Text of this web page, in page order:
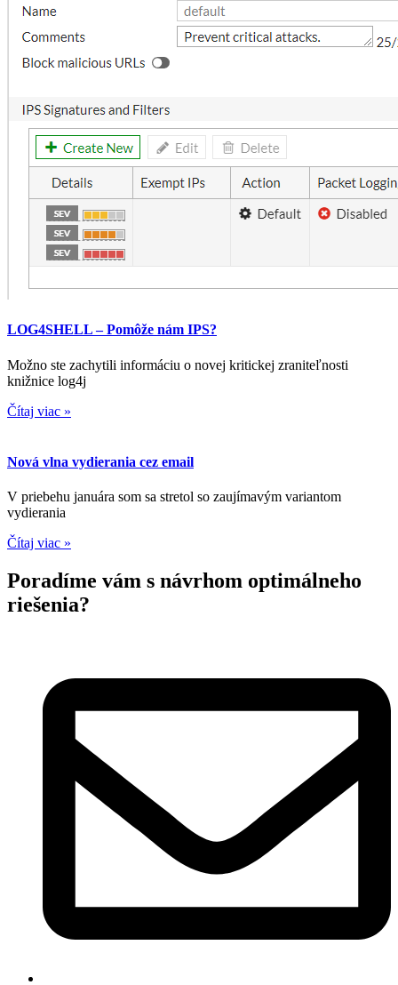
LOG4SHELL – Pomôže nám IPS?
Možno ste zachytili informáciu o novej kritickej zraniteľnosti
knižnice log4j
Čítaj viac »
Nová vlna vydierania cez email
V priebehu januára som sa stretol so zaujímavým variantom
vydierania
Čítaj viac »
Poradíme vám s návrhom optimálneho
riešenia?